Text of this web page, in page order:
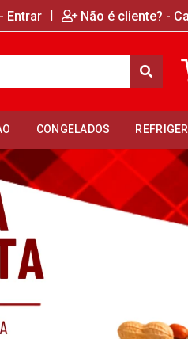
Entrar | Não é cliente? -
CONGELADOS